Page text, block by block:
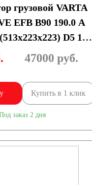
192 А/ч
грузовой VARTA
EFB B90 190.0 A
D5 190
47000 руб.
Купить в 1 клик
заказ 2 дня